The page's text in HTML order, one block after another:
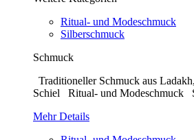
Ritual- und Modeschmuck
Silberschmuck
Schmuck
Traditioneller Schmuck aus
Schiel Ritual- und Modeschmuck
Mehr Details